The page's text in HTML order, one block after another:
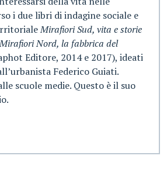
i due libri di indagine sociale e
Mirafiori Sud, vita e storie
Mirafiori Nord, la fabbrica del
Editore, 2014 e 2017), ideati
Federico Guiati.
scuole medie. Questo è il suo